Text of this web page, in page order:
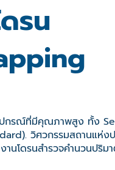
รน
ปกรณ์ที่มีคุณภาพสูง ทั้ง
วิศวกรรมสถานแห่งป
นโดรนสำรวจคำนวนปริ